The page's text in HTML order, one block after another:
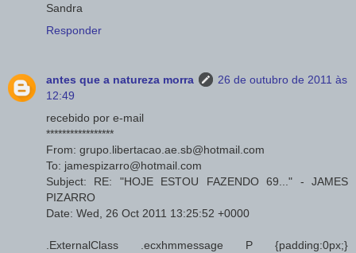
Sandra
Responder
antes que a natureza morra
26 de outubro de 2011 às
12:49
recebido por e-mail
*****************
From: grupo.libertacao.ae.sb@hotmail.com
To: jamespizarro@hotmail.com
Subject: RE: "HOJE ESTOU FAZENDO 69..." - JAMES
PIZARRO
Date: Wed, 26 Oct 2011 13:25:52 +0000
.ExternalClass .ecxhmmessage P {padding:0px;}